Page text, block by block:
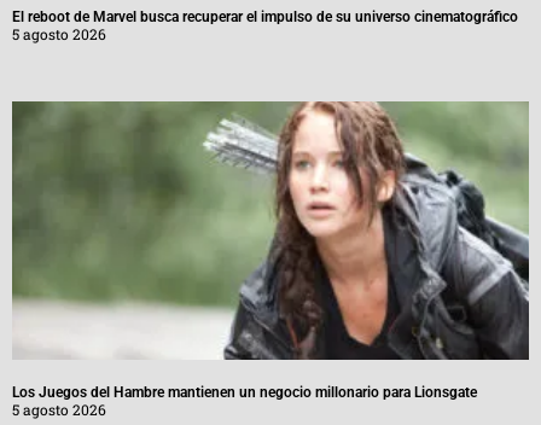
El reboot de Marvel busca recuperar el impulso de su universo cinematográfico
5 agosto 2026
Los Juegos del Hambre mantienen un negocio millonario para Lionsgate
5 agosto 2026